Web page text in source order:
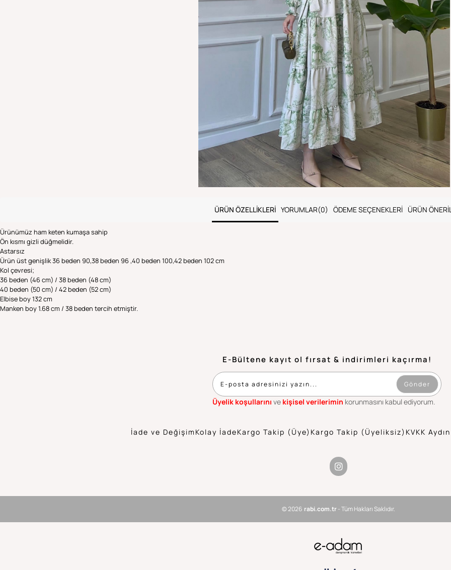
ÜRÜN ÖZELLIKLERI YORUMLAR(0) ÖDEME SEÇENEKLERI ÜRÜN
Ürünümüz ham keten kumaşa sahip
Ön kısmı gizli düğmelidir.
Astarsız
Ürün üst genişlik 36 beden 90,38 beden 96 ,40 beden 100,42 beden 102 cm
Kol çevresi;
36 beden (46 cm) / 38 beden (48 cm)
40 beden (50 cm) / 42 beden (52 cm)
Elbise boy 132 cm
Manken boy 1.68 cm / 38 beden tercih etmiştir.
E-Bültene kayıt ol fırsat & indirimleri kaçırma!
Gönder
Üyelik koşullarını ve kişisel verilerimin korunmasını kabul ediyorum.
İade ve Değişim Kolay İadeKargo Takip (Üye) Kargo Takip (Üyeliksiz) KVKK
© 2026 rabi.com.tr- Tüm Hakları Saklıdır.